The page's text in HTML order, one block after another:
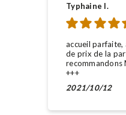
Typhaine l.
accueil parfaite,
de prix de la
recommandons
+++
2021/10/12